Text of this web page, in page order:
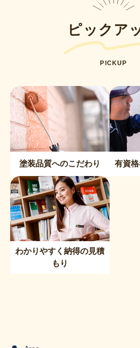
ピックア
PICKUP
塗装品質へのこだわり 有資
わかりやすく納得の見積
もり